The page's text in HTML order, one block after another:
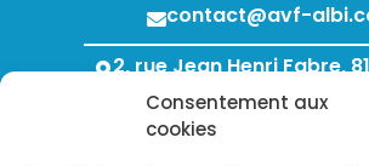
Consentement aux
cookies
contact@avf-
2, rue Jean Henri Fabre,
Lundi au Jeudi : 8h00 - 12h00